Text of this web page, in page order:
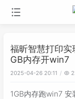
福昕智慧打印实
GB内存开win7
2025-04-26 20:11
1GB内存跑win7 安